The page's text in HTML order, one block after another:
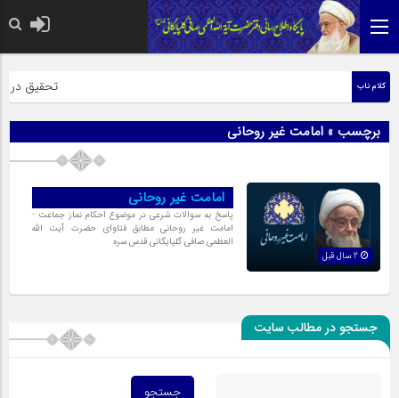
کلام ناب تحقیق در
برچسب » امامت غیر روحانی
امامت غیر روحانی
پاسخ به سوالات شرعی در موضوع احکام نماز جماعت -
امامت غیر روحانی مطابق فتاوای حضرت آیت الله
العظمی صافی گلپایگانی قدس سره
جستجو در مطالب سایت